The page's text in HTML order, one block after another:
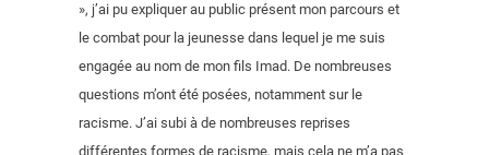
», j’ai pu expliquer au public présent mon parcours et
le combat pour la jeunesse dans lequel je me suis
engagée au nom de mon fils Imad. De nombreuses
questions m’ont été posées, notamment sur le
racisme. J’ai subi à de nombreuses reprises
différentes formes de racisme, mais cela ne m’a pas